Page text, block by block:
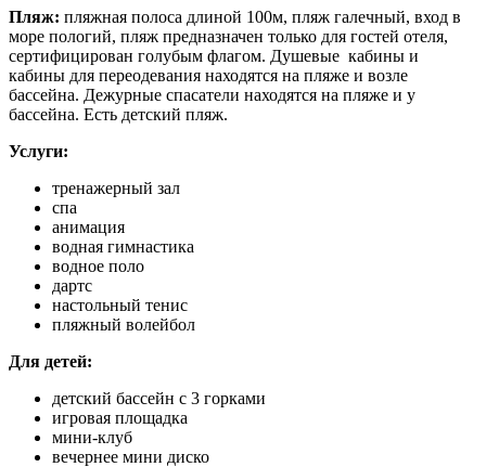
Пляж: пляжная полоса длиной 100м, пляж галечный, вход в
море пологий, пляж предназначен только для гостей отеля,
сертифицирован голубым флагом. Душевые кабины и
кабины для переодевания находятся на пляже и возле
бассейна. Дежурные спасатели находятся на пляже и у
бассейна. Есть детский пляж.
Услуги:
тренажерный зал
спа
анимация
водная гимнастика
водное поло
дартс
настольный тенис
пляжный волейбол
Для детей:
детский бассейн с 3 горками
игровая площадка
мини-клуб
вечернее мини диско